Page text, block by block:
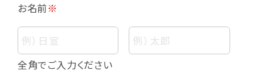
個人情報
個人情報とは、お客様個人に関する情報であっ
て、当該情報を構成する氏名、住所、電話番号、
お名前※
全角でご入力ください